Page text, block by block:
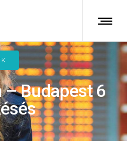
– Budapest 6